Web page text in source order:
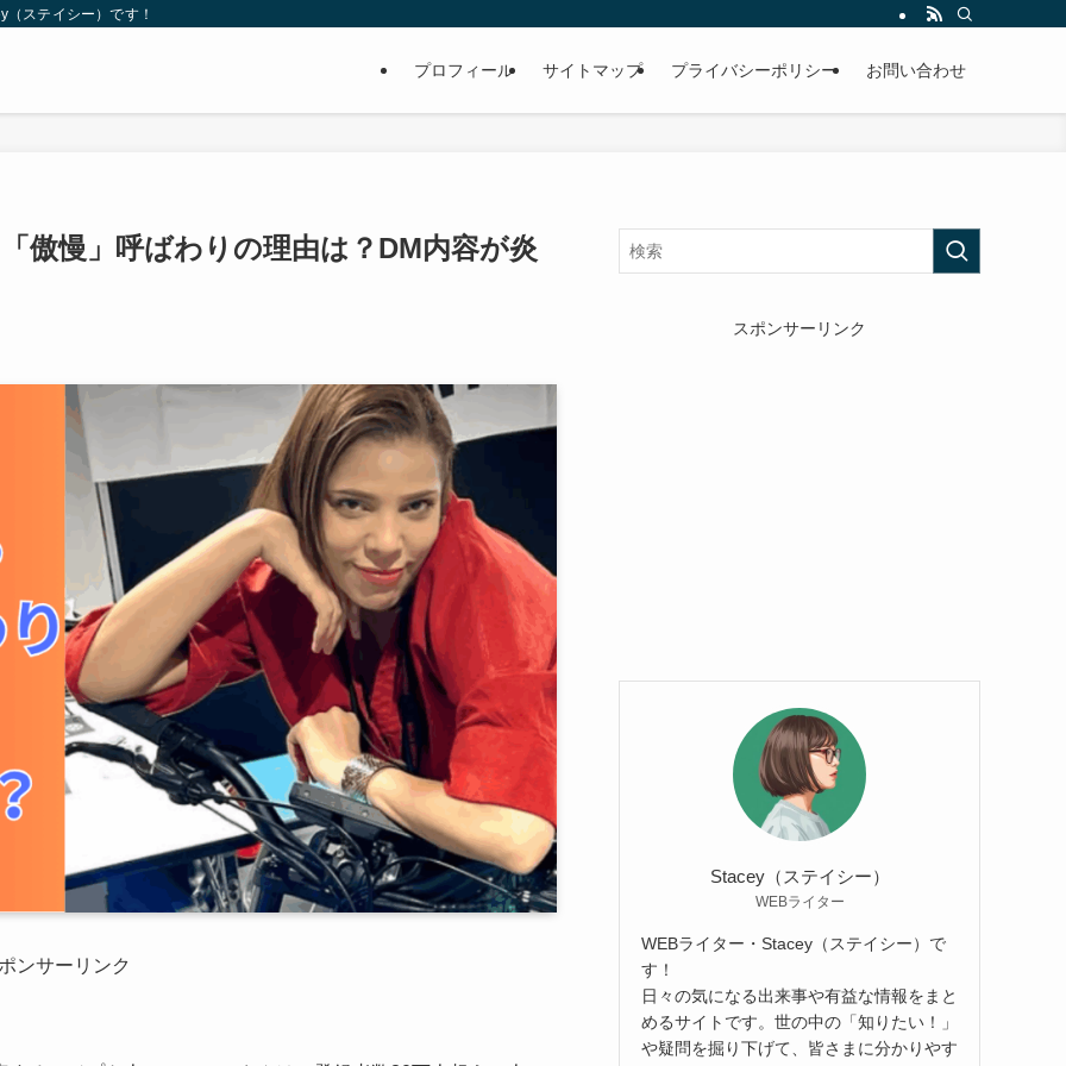
ステイシー）です！
プロフィール サイトマップ プライバシーポリシー お問い合わせ
傲慢」呼ばわりの理由は？DM内容が炎
ンサーリンク
スポンサーリンク
Stacey（ステイシー）
WEBライター
WEBライター・Stacey（ステイシー）で
す！
日々の気になる出来事や有益な情報をまと
めるサイトです。世の中の「知りたい！」
や疑問を掘り下げて、皆さまに分かりやす